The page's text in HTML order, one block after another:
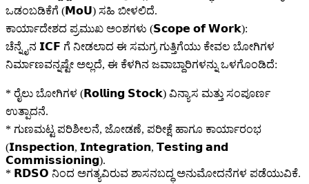
ಒಡಂಬಡಿಕೆಗೆ (𝗠𝗼𝗨) ಸಹಿ ಬೀಳಲಿದೆ.
ಕಾರ್ಯಾದೇಶದ ಪ್ರಮುಖ ಅಂಶಗಳು (𝗦𝗰𝗼𝗽𝗲 𝗼𝗳 𝗪𝗼𝗿𝗸):
ಚೆನ್ನೈನ 𝗜𝗖𝗙 ಗೆ ನೀಡಲಾದ ಈ ಸಮಗ್ರ ಗುತ್ತಿಗೆಯು ಕೇವಲ ಬೋಗಿಗಳ
ನಿರ್ಮಾಣವನ್ನಷ್ಟೇ ಅಲ್ಲದೆ, ಈ ಕೆಳಗಿನ ಜವಾಬ್ದಾರಿಗಳನ್ನು ಒಳಗೊಂಡಿದೆ:
* ರೈಲು ಬೋಗಿಗಳ (𝗥𝗼𝗹𝗹𝗶𝗻𝗴 𝗦𝘁𝗼𝗰𝗸) ವಿನ್ಯಾಸ ಮತ್ತು ಸಂಪೂರ್ಣ
ಉತ್ಪಾದನೆ.
* ಗುಣಮಟ್ಟ ಪರಿಶೀಲನೆ, ಜೋಡಣೆ, ಪರೀಕ್ಷೆ ಹಾಗೂ ಕಾರ್ಯಾರಂಭ
(𝗜𝗻𝘀𝗽𝗲𝗰𝘁𝗶𝗼𝗻, 𝗜𝗻𝘁𝗲𝗴𝗿𝗮𝘁𝗶𝗼𝗻, 𝗧𝗲𝘀𝘁𝗶𝗻𝗴 𝗮𝗻𝗱
𝗖𝗼𝗺𝗺𝗶𝘀𝘀𝗶𝗼𝗻𝗶𝗻𝗴).
* 𝗥𝗗𝗦𝗢 ನಿಂದ ಅಗತ್ಯವಿರುವ ಶಾಸನಬದ್ಧ ಅನುಮೋದನೆಗಳ ಪಡೆಯುವಿಕೆ.